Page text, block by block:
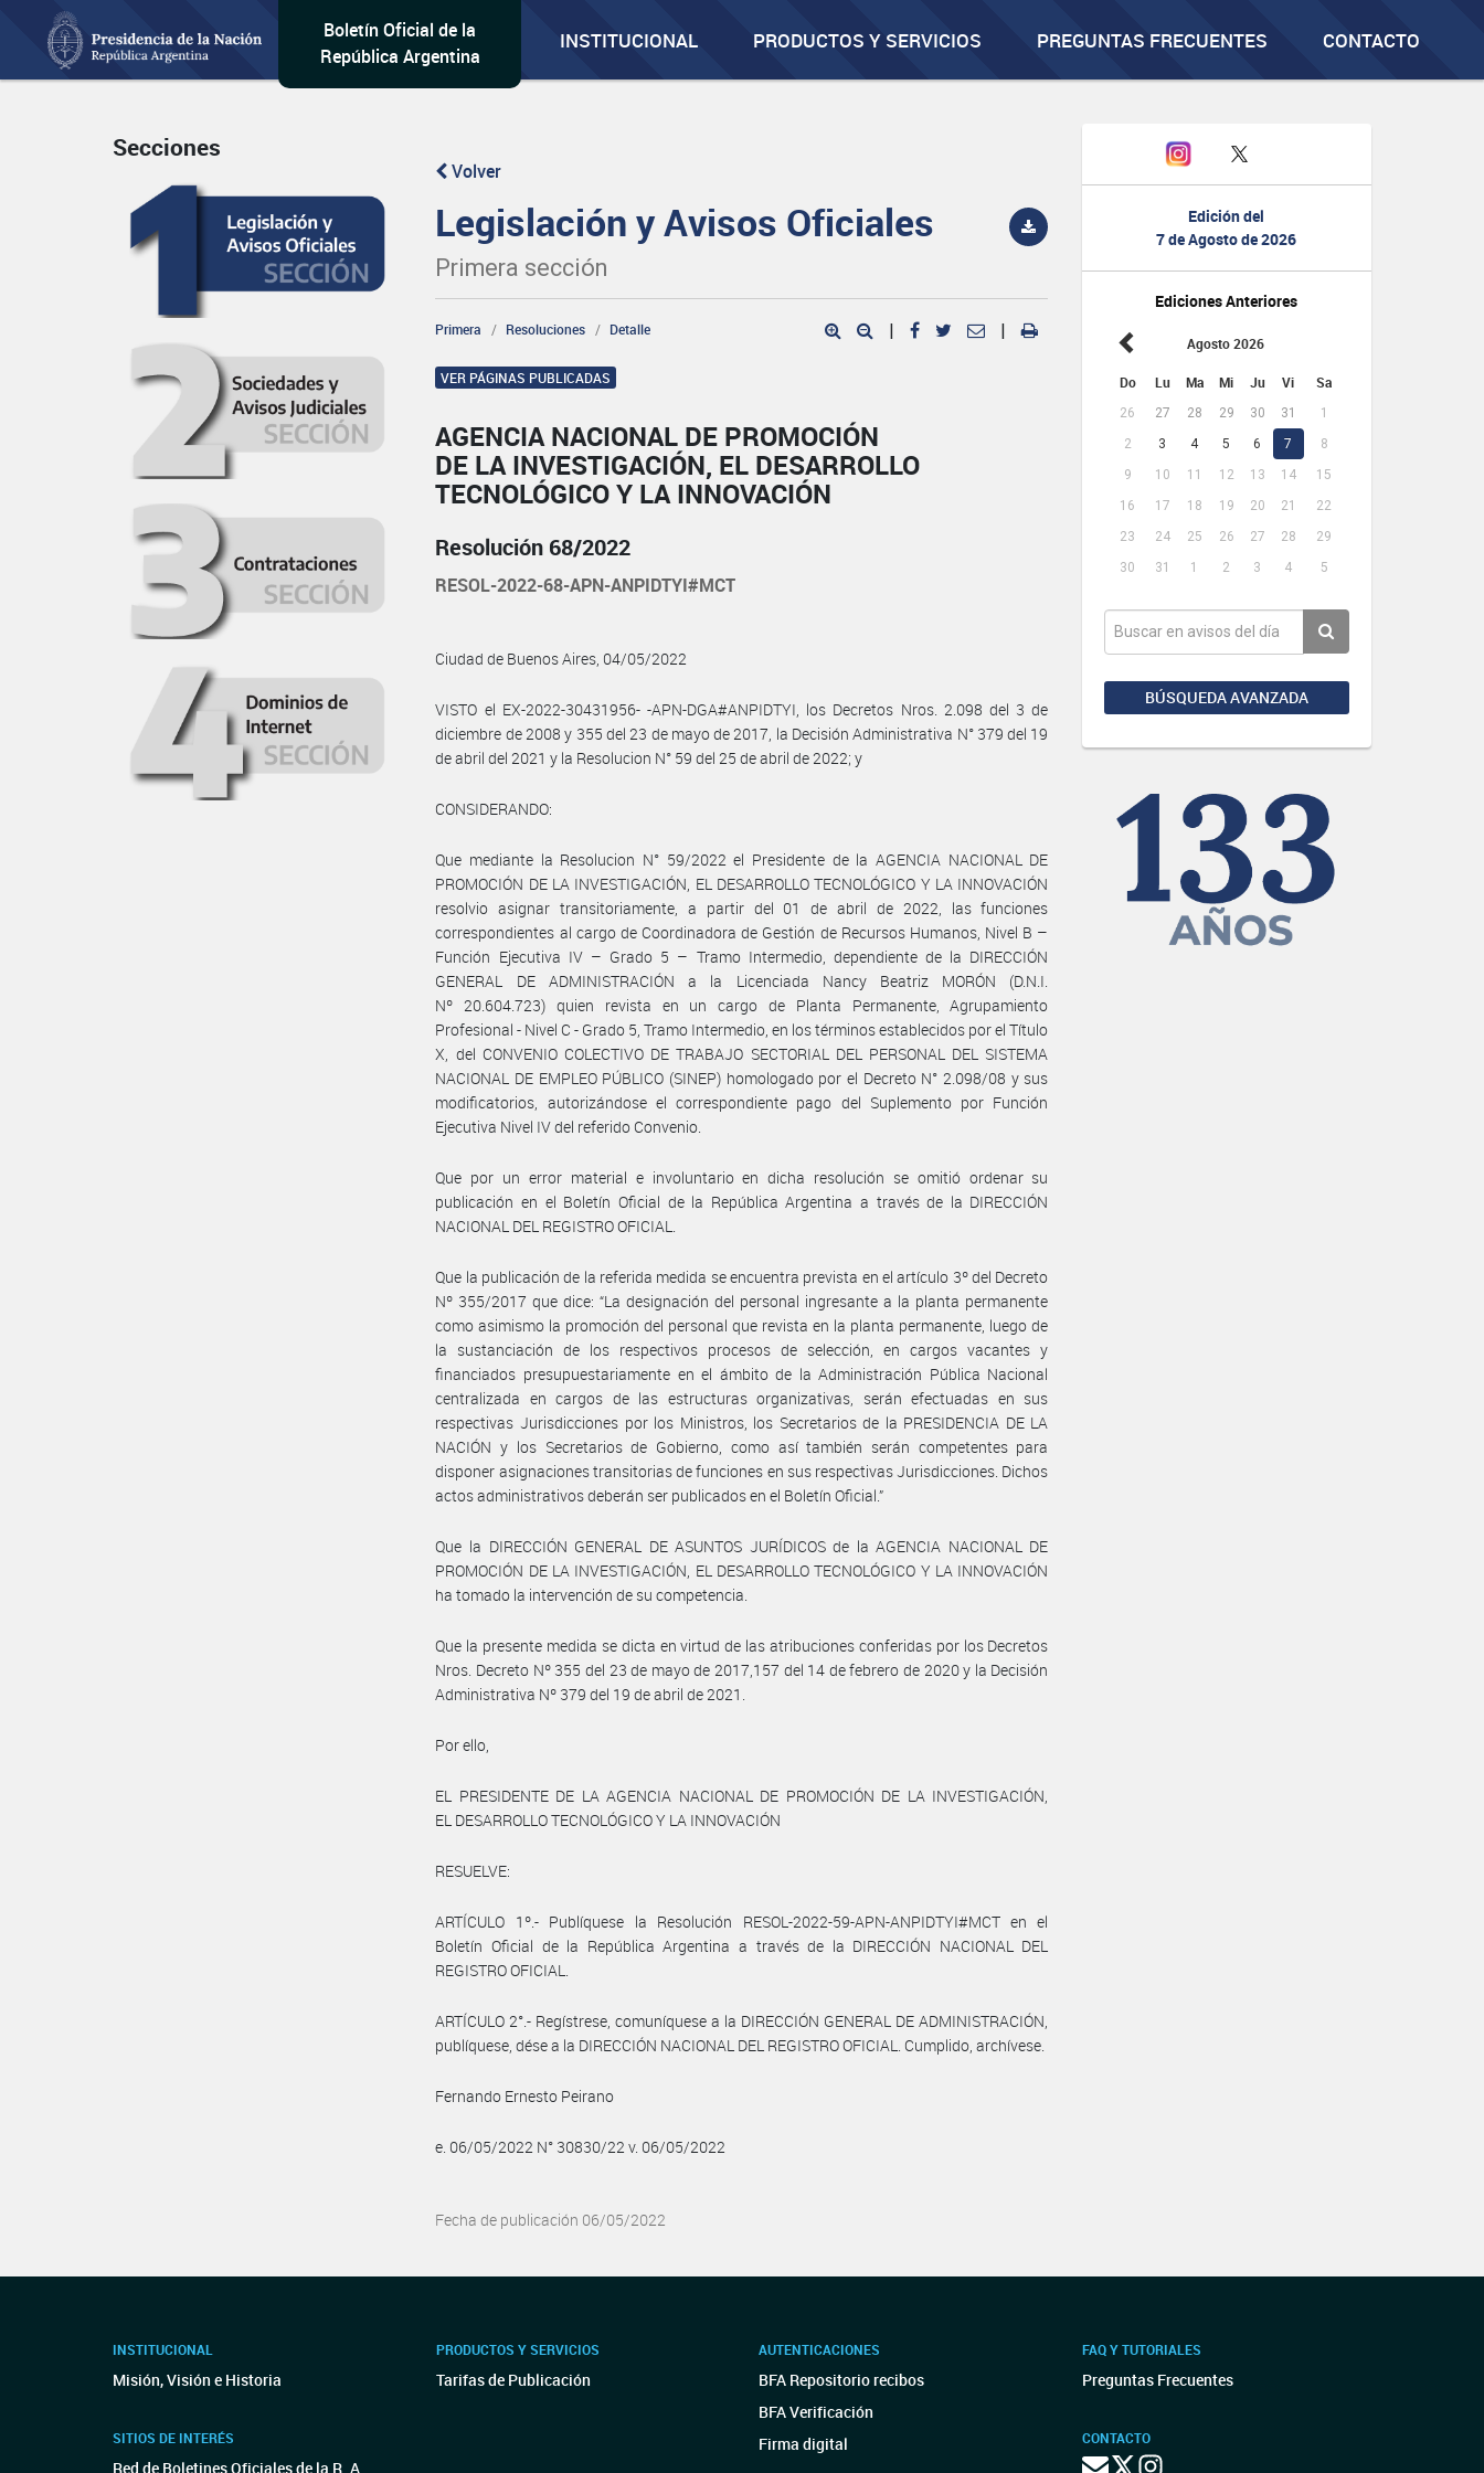
Boletín Oficial de la
República Argentina
INSTITUCIONAL PRODUCTOS Y SERVICIOS PREGUNTAS FRECUENTES CONTACTO
Edición del
7 de Agosto de 2026
Ediciones Anteriores
Agosto 2026
Do Lu Ma Mi Ju Vi Sa
26 27 28 29 30 31
1
2
3 4 5 6 7
8
9
10 11 12 13 14
15
16
17 18 19 20 21
22
23
24 25 26 27 28
29
30
31 1 2 3 4 5
BÚSQUEDA AVANZADA
Secciones
Volver
Legislación y Avisos Oficiales
Primera sección
Primera Resoluciones Detalle | |
VER PÁGINAS PUBLICADAS
AGENCIA NACIONAL DE PROMOCIÓN
DE LA INVESTIGACIÓN, EL DESARROLLO
TECNOLÓGICO Y LA INNOVACIÓN
Resolución 68/2022
RESOL-2022-68-APN-ANPIDTYI#MCT
Ciudad de Buenos Aires, 04/05/2022
VISTO el EX-2022-30431956- -APN-DGA#ANPIDTYI, los Decretos Nros. 2.098 del 3 de
diciembre de 2008 y 355 del 23 de mayo de 2017, la Decisión Administrativa N° 379 del 19
de abril del 2021 y la Resolucion N° 59 del 25 de abril de 2022; y
CONSIDERANDO:
Que mediante la Resolucion N° 59/2022 el Presidente de la AGENCIA NACIONAL DE
PROMOCIÓN DE LA INVESTIGACIÓN, EL DESARROLLO TECNOLÓGICO Y LA INNOVACIÓN
resolvio asignar transitoriamente, a partir del 01 de abril de 2022, las funciones
correspondientes al cargo de Coordinadora de Gestión de Recursos Humanos, Nivel B –
Función Ejecutiva IV – Grado 5 – Tramo Intermedio, dependiente de la DIRECCIÓN
GENERAL DE ADMINISTRACIÓN a la Licenciada Nancy Beatriz MORÓN (D.N.I.
Nº 20.604.723) quien revista en un cargo de Planta Permanente, Agrupamiento
Profesional - Nivel C - Grado 5, Tramo Intermedio, en los términos establecidos por el Título
X, del CONVENIO COLECTIVO DE TRABAJO SECTORIAL DEL PERSONAL DEL SISTEMA
NACIONAL DE EMPLEO PÚBLICO (SINEP) homologado por el Decreto N° 2.098/08 y sus
modificatorios, autorizándose el correspondiente pago del Suplemento por Función
Ejecutiva Nivel IV del referido Convenio.
Que por un error material e involuntario en dicha resolución se omitió ordenar su
publicación en el Boletín Oficial de la República Argentina a través de la DIRECCIÓN
NACIONAL DEL REGISTRO OFICIAL.
Que la publicación de la referida medida se encuentra prevista en el artículo 3º del Decreto
Nº 355/2017 que dice: “La designación del personal ingresante a la planta permanente
como asimismo la promoción del personal que revista en la planta permanente, luego de
la sustanciación de los respectivos procesos de selección, en cargos vacantes y
financiados presupuestariamente en el ámbito de la Administración Pública Nacional
centralizada en cargos de las estructuras organizativas, serán efectuadas en sus
respectivas Jurisdicciones por los Ministros, los Secretarios de la PRESIDENCIA DE LA
NACIÓN y los Secretarios de Gobierno, como así también serán competentes para
disponer asignaciones transitorias de funciones en sus respectivas Jurisdicciones. Dichos
actos administrativos deberán ser publicados en el Boletín Oficial.”
Que la DIRECCIÓN GENERAL DE ASUNTOS JURÍDICOS de la AGENCIA NACIONAL DE
PROMOCIÓN DE LA INVESTIGACIÓN, EL DESARROLLO TECNOLÓGICO Y LA INNOVACIÓN
ha tomado la intervención de su competencia.
Que la presente medida se dicta en virtud de las atribuciones conferidas por los Decretos
Nros. Decreto Nº 355 del 23 de mayo de 2017,157 del 14 de febrero de 2020 y la Decisión
Administrativa Nº 379 del 19 de abril de 2021.
Por ello,
EL PRESIDENTE DE LA AGENCIA NACIONAL DE PROMOCIÓN DE LA INVESTIGACIÓN,
EL DESARROLLO TECNOLÓGICO Y LA INNOVACIÓN
RESUELVE:
ARTÍCULO 1º.- Publíquese la Resolución RESOL-2022-59-APN-ANPIDTYI#MCT en el
Boletín Oficial de la República Argentina a través de la DIRECCIÓN NACIONAL DEL
REGISTRO OFICIAL.
ARTÍCULO 2°.- Regístrese, comuníquese a la DIRECCIÓN GENERAL DE ADMINISTRACIÓN,
publíquese, dése a la DIRECCIÓN NACIONAL DEL REGISTRO OFICIAL. Cumplido, archívese.
Fernando Ernesto Peirano
e. 06/05/2022 N° 30830/22 v. 06/05/2022
Fecha de publicación 06/05/2022
INSTITUCIONAL
Misión, Visión e Historia
SITIOS DE INTERÉS
Red de Boletines Oficiales de la R. A.
PRODUCTOS Y SERVICIOS
Tarifas de Publicación
AUTENTICACIONES
BFA Repositorio recibos
BFA Verificación
Firma digital
FAQ Y TUTORIALES
Preguntas Frecuentes
CONTACTO